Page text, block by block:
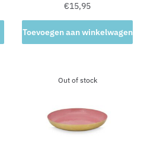
€15,95
Toevoegen aan winkelwagen
Out of stock